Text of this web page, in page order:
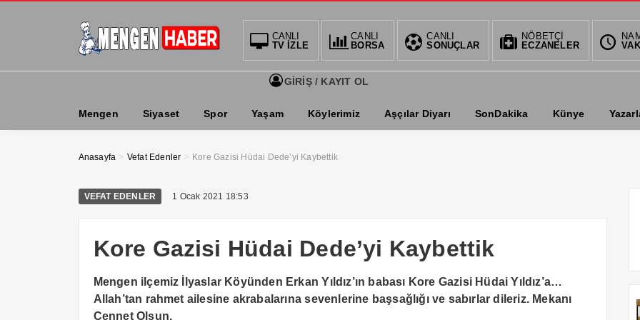
CANLI
TV İZLE
CANLI
BORSA
CANLI
SONUÇLAR
NÖBETÇİ
ECZANELER
GİRİŞ / KAYIT OL
Mengen Siyaset Spor Yaşam Köylerimiz Aşçılar Diyarı SonDakika Künye
Anasayfa > Vefat Edenler > Kore Gazisi Hüdai Dede’yi Kaybettik
VEFAT EDENLER 1 Ocak 2021 18:53
Kore Gazisi Hüdai Dede’yi Kaybettik
Mengen ilçemiz İlyaslar Köyünden Erkan Yıldız’ın babası Kore Gazisi Hüdai Yıldız’a…
Allah’tan rahmet ailesine akrabalarına sevenlerine başsağlığı ve sabırlar dileriz. Mekanı
Cennet Olsun.